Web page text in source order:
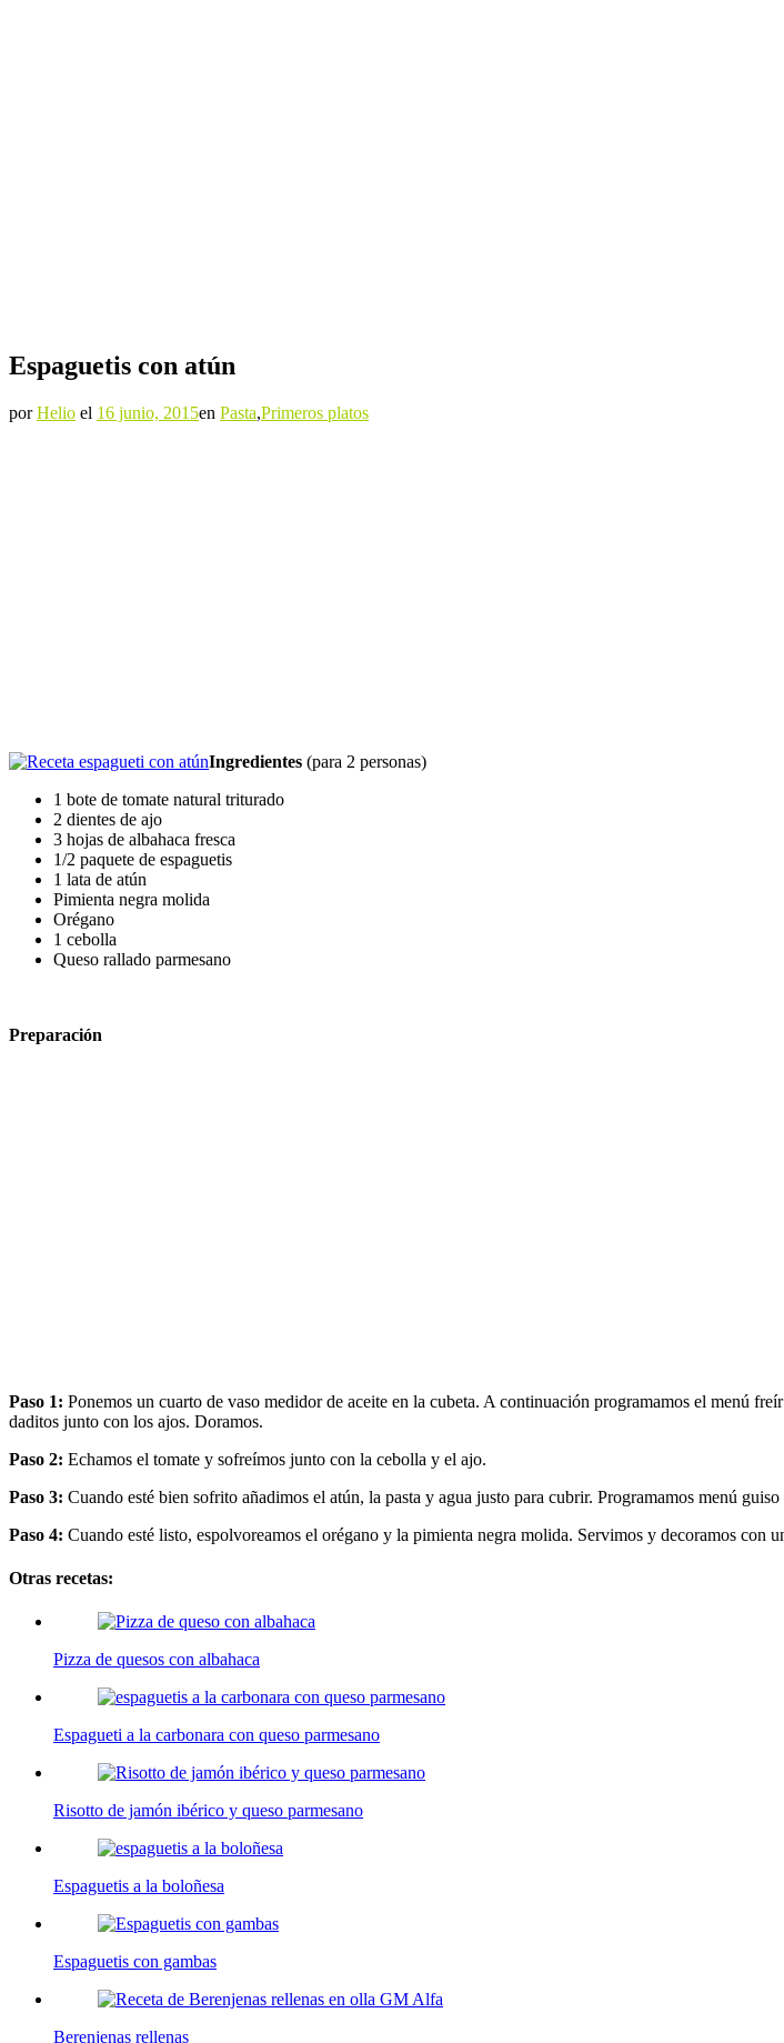
Espaguetis con atún
porHelio el 16 junio, 2015en Pasta,Primeros platos
Ingredientes (para 2 personas)
1 bote de tomate natural triturado
2 dientes de ajo
3 hojas de albahaca fresca
1/2 paquete de espaguetis
1 lata de atún
Pimienta negra molida
Orégano
1 cebolla
Queso rallado parmesano
Preparación
Paso 1: Ponemos un cuarto de vaso medidor de aceite en la cubeta. A continuación programamos el menú
daditos junto con los ajos. Doramos.
Paso 2: Echamos el tomate y sofreímos junto con la cebolla y el ajo.
Paso 3: Cuando esté bien sofrito añadimos el atún, la pasta y agua justo para cubrir. Programamos menú
Paso 4: Cuando esté listo, espolvoreamos el orégano y la pimienta negra molida. Servimos y decoramos con
Otras recetas:
Pizza de quesos con albahaca
Espagueti a la carbonara con queso parmesano
Risotto de jamón ibérico y queso parmesano
Espaguetis a la boloñesa
Espaguetis con gambas
Berenjenas rellenas